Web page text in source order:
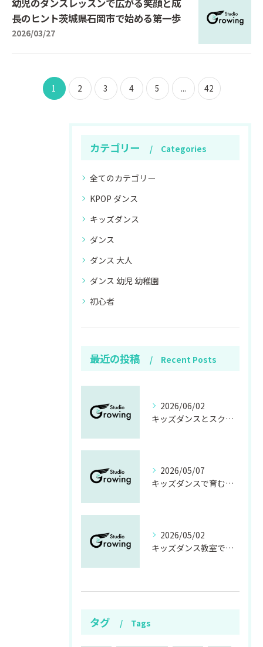
長のヒント茨城県石岡市で始める第一歩
2026/03/27
1 2 3 4 5 ... 42
カテゴリー Categories
全てのカテゴリー
KPOP ダンス
キッズダンス
ダンス
ダンス 大人
ダンス 幼児 幼稚園
初心者
最近の投稿 Recent Posts
2026/06/02
キッズダンスとスクール選び茨城県で年齢や費用も安心のポイント徹底解説
2026/05/07
キッズダンスで育む表現力と茨城県石岡市のダンススタジオ選びのポイント
2026/05/02
キッズダンス教室で茨城県石岡市の初心者も安心して始められるスクール選び完全ガイド
タグ Tags